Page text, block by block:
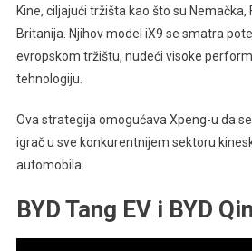
Kine, ciljajući tržišta kao što su Nemačka,
Britanija. Njihov model iX9 se smatra
evropskom tržištu, nudeći visoke
tehnologiju.
Ova strategija omogućava Xpeng-u da
igrač u sve konkurentnijem sektoru
automobila.
BYD Tang EV i BYD